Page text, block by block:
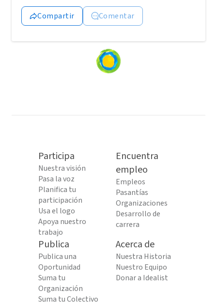
Compartir Comentar
Loading
Participa
Nuestra visión
Pasa la voz
Planifica tu
participación
Usa el logo
Apoya nuestro
trabajo
Encuentra
empleo
Empleos
Pasantías
Organizaciones
Desarrollo de
carrera
Publica
Publica una
Oportunidad
Suma tu
Organización
Suma tu Colectivo
Acerca de
Nuestra Historia
Nuestro Equipo
Donar a Idealist